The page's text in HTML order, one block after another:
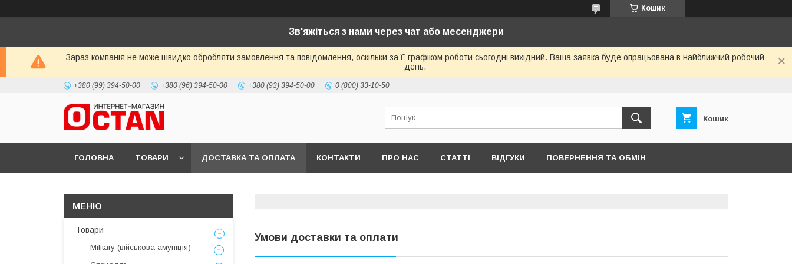
Кошик
Зв'яжіться з нами через чат або месенджери
Зараз компанія не може швидко обробляти замовлення та повідомлення, оскільки за її графіком роботи сьогодні вихідний. Ваша заявка буде опрацьована в найближчий робочий
день.
+380 (99) 394-50-00 +380 (96) 394-50-00 +380 (93) 394-50-00 0 (800) 33-10-50
Кошик
ГОЛОВНА ТОВАРИ ДОСТАВКА ТА ОПЛАТА КОНТАКТИ ПРО НАС СТАТТІ ВІДГУКИ ПОВЕРНЕННЯ ТА ОБМІН
Умови доставки та оплати
Товари
Military (військова амуніція)